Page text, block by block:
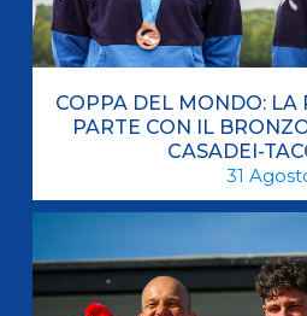
COPPA DEL MONDO: LA
PARTE CON IL
CASADEI-
31